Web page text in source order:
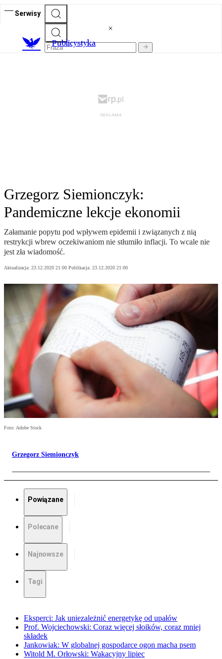
Serwisy
Publicystyka
Grzegorz Siemionczyk:
Pandemiczne lekcje ekonomii
Załamanie popytu pod wpływem epidemii i związanych z nią
restrykcji wbrew oczekiwaniom nie stłumiło inflacji. To wcale nie
jest zła wiadomość.
Aktualizacja: 23.12.2020 21:00 Publikacja: 23.12.2020 21:00
Foto: Adobe Stock
Grzegorz Siemionczyk
Powiązane
Polecane
Najnowsze
Tagi
Eksperci: Jak uniezależnić energetykę od upałów
Prof. Wojciechowski: Coraz więcej słoików, coraz mniej
składek
Jankowiak: W globalnej gospodarce ogon macha psem
Witold M. Orłowski: Wakacyjny lipiec